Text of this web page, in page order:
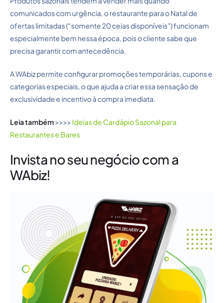
comunicados com urgência, o restaurante para o Natal de
ofertas limitadas (“somente 20 ceias disponíveis”) funcionam
especialmente bem nessa época, pois o cliente sabe que
precisa garantir com antecedência.
A WAbiz permite configurar promoções temporárias, cupons e
categorias especiais, o que ajuda a criar essa sensação de
exclusividade e incentivo à compra imediata.
Leia também >>>> Ideias de Cardápio Sazonal para
Restaurantes e Bares
Invista no seu negócio com a
WAbiz!